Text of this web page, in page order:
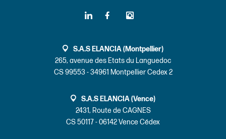
S.A.S ELANCIA (Montpellier)
265, avenue des Etats du Languedoc
CS 99553 - 34961 Montpellier Cedex 2
S.A.S ELANCIA (Vence)
2431, Route de CAGNES
CS 50117 - 06142 Vence Cédex